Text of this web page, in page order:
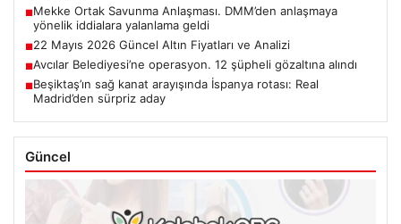
■Mekke Ortak Savunma Anlaşması. DMM’den anlaşmaya
yönelik iddialara yalanlama geldi
■22 Mayıs 2026 Güncel Altın Fiyatları ve Analizi
■Avcılar Belediyesi’ne operasyon. 12 şüpheli gözaltına alındı
■Beşiktaş’ın sağ kanat arayışında İspanya rotası: Real
Madrid’den sürpriz aday
Güncel